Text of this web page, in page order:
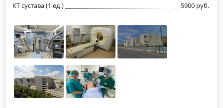
КТ сустава (1 ед.) 5900 руб.